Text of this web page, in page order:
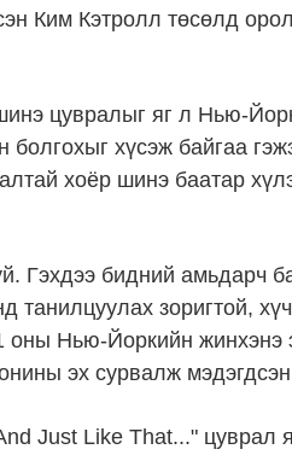
Ким Кэтролл төсөлд
цувралыг яг л Нью-
болгохыг хүсэж байгаа
хоёр шинэ баатар
Гэхдээ бидний амьдарч
танилцуулах зоригтой,
оны Нью-Йоркийн жинхэнэ
эх сурвалж
Just Like That..." цуврал